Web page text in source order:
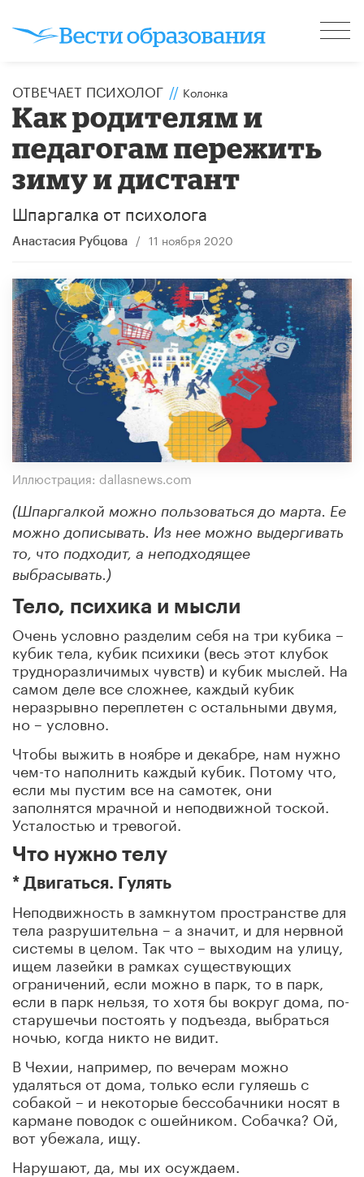
ОТВЕЧАЕТ ПСИХОЛОГ // Колонка
Как родителям и
педагогам пережить
зиму и дистант
Шпаргалка от психолога
Анастасия Рубцова / 11 ноября 2020
Иллюстрация: dallasnews.com
(Шпаргалкой можно пользоваться до марта. Ее
можно дописывать. Из нее можно выдергивать
то, что подходит, а неподходящее
выбрасывать.)
Тело, психика и мысли
Очень условно разделим себя на три кубика –
кубик тела, кубик психики (весь этот клубок
трудноразличимых чувств) и кубик мыслей. На
самом деле все сложнее, каждый кубик
неразрывно переплетен с остальными двумя,
но – условно.
Чтобы выжить в ноябре и декабре, нам нужно
чем-то наполнить каждый кубик. Потому что,
если мы пустим все на самотек, они
заполнятся мрачной и неподвижной тоской.
Усталостью и тревогой.
Что нужно телу
* Двигаться. Гулять
Неподвижность в замкнутом пространстве для
тела разрушительна – а значит, и для нервной
системы в целом. Так что – выходим на улицу,
ищем лазейки в рамках существующих
ограничений, если можно в парк, то в парк,
если в парк нельзя, то хотя бы вокруг дома, по-
старушечьи постоять у подъезда, выбраться
ночью, когда никто не видит.
В Чехии, например, по вечерам можно
удаляться от дома, только если гуляешь с
собакой – и некоторые бессобачники носят в
кармане поводок с ошейником. Собачка? Ой,
вот убежала, ищу.
Нарушают, да, мы их осуждаем.